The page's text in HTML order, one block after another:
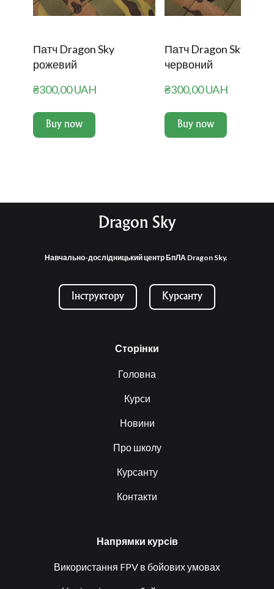
Патч Dragon Sky
рожевий
₴300,00 UAH
Buy now
Патч Dragon Sky
червоний
₴300,00 UAH
Buy now
Dragon Sky
Навчально-дослідницький центр БпЛА Dragon Sky.
Інструктору Курсанту
Сторінки
Головна
Курси
Новини
Про школу
Курсанту
Контакти
Напрямки курсів
Використання FPV в бойових умовах